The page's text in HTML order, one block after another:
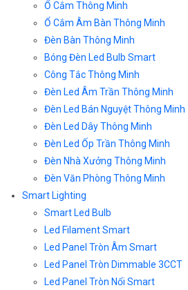
Ổ Cắm Thông Minh
Ổ Cắm Âm Bàn Thông Minh
Đèn Bàn Thông Minh
Bóng Đèn Led Bulb Smart
Công Tắc Thông Minh
Đèn Led Âm Trần Thông Minh
Đèn Led Bán Nguyệt Thông Minh
Đèn Led Dây Thông Minh
Đèn Led Ốp Trần Thông Minh
Đèn Nhà Xưởng Thông Minh
Đèn Văn Phòng Thông Minh
Smart Lighting
Smart Led Bulb
Led Filament Smart
Led Panel Tròn Âm Smart
Led Panel Tròn Dimmable 3CCT
Led Panel Tròn Nổi Smart